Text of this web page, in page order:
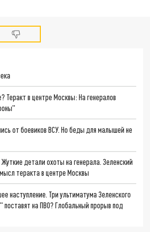
Теракт в центре Москвы: На генералов
от боевиков ВСУ. Но беды для малышей не
детали охоты на генерала. Зеленский
теракта в центре Москвы
наступление. Три ультиматума Зеленского
поставят на ПВО? Глобальный прорыв под